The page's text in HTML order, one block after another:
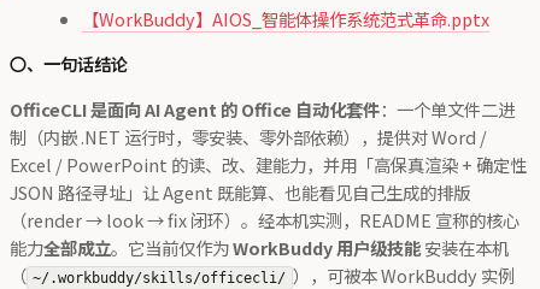
【WorkBuddy】AIOS_智能体操作系统范式革命.pptx
〇、一句话结论
OfficeCLI 是面向 AI Agent 的 Office 自动化套件：一个单文件二进
制（内嵌 .NET 运行时，零安装、零外部依赖），提供对 Word /
Excel / PowerPoint 的读、改、建能力，并用「高保真渲染 + 确定性
JSON 路径寻址」让 Agent 既能算、也能看见自己生成的排版
（render → look → fix 闭环）。经本机实测，README 宣称的核心
能力全部成立。它当前仅作为WorkBuddy 用户级技能安装在本机
（ ~/.workbuddy/skills/officecli/ ），可被本 WorkBuddy 实例